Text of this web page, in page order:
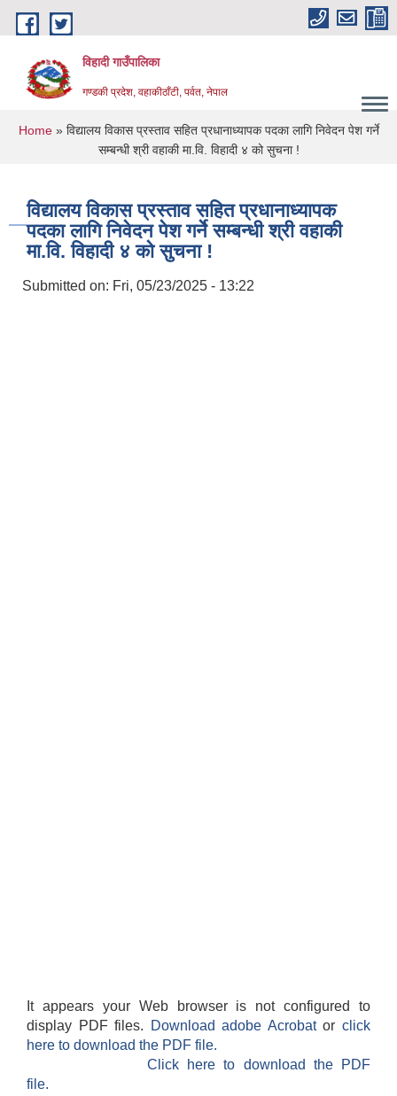
Skip to main content
विहादी गाउँपालिका
गण्डकी प्रदेश, वहाकीठाँटी, पर्वत, नेपाल
You are here
Home» विद्यालय विकास प्रस्ताव सहित प्रधानाध्यापक पदका लागि निवेदन पेश गर्ने
सम्बन्धी श्री वहाकी मा.वि. विहादी ४ को सुचना !
विद्यालय विकास प्रस्ताव सहित प्रधानाध्यापक
पदका लागि निवेदन पेश गर्ने सम्बन्धी श्री वहाकी
मा.वि. विहादी ४ को सुचना !
Submitted on: Fri, 05/23/2025 - 13:22
It appears your Web browser is not configured to
display PDF files.
Download adobe Acrobatorclick
here to download the PDF file.
Click here to download the PDF
file.